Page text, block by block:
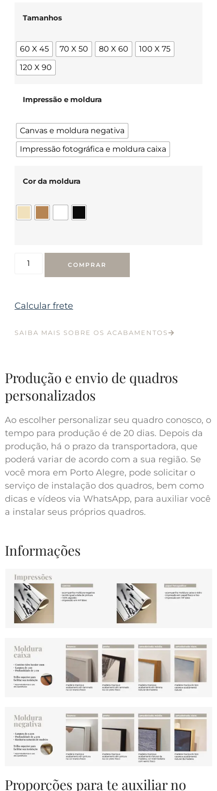
Tamanhos
60 X 45 70 X 50 80 X 60
100 X 75
120 X 90
Impressão e moldura
Canvas e moldura negativa
Impressão fotográfica e moldura caixa
Cor da moldura
COMPRAR
Calcular frete
SAIBA MAIS SOBRE OS ACABAMENTOS
Produção e envio de quadros
personalizados
Ao escolher personalizar seu quadro conosco, o
tempo para produção é de 20 dias. Depois da
produção, há o prazo da transportadora, que
poderá variar de acordo com a sua região. Se
você mora em Porto Alegre, pode solicitar o
serviço de instalação dos quadros, bem como
dicas e vídeos via WhatsApp, para auxiliar você
a instalar seus próprios quadros.
Informações
Proporções para te auxiliar no